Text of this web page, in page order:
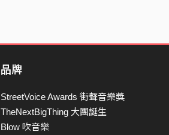
品牌
StreetVoice Awards 街聲音樂獎
TheNextBigThing 大團誕生
Blow 吹音樂